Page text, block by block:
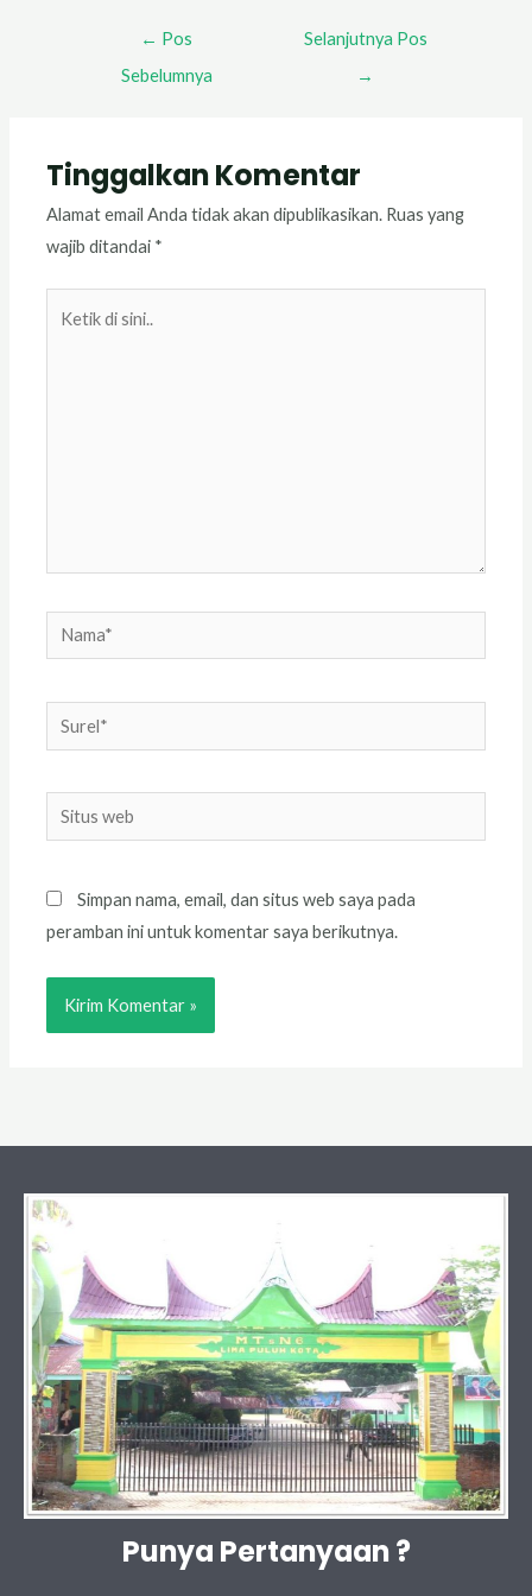
← Pos
Sebelumnya
Selanjutnya Pos
→
Tinggalkan Komentar
Alamat email Anda tidak akan dipublikasikan. Ruas yang
wajib ditandai *
Nama*
Surel*
Situs
web
Simpan nama, email, dan situs web saya pada
peramban ini untuk komentar saya berikutnya.
Punya Pertanyaan ?